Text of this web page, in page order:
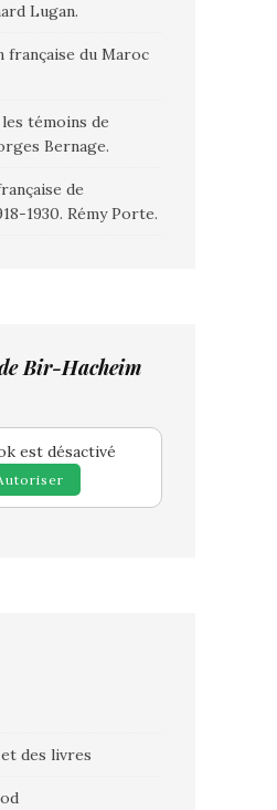
Lugan.
française du Maroc
témoins de
Bernage.
de
1930. Rémy Porte.
Bir-Hacheim
est désactivé
des livres